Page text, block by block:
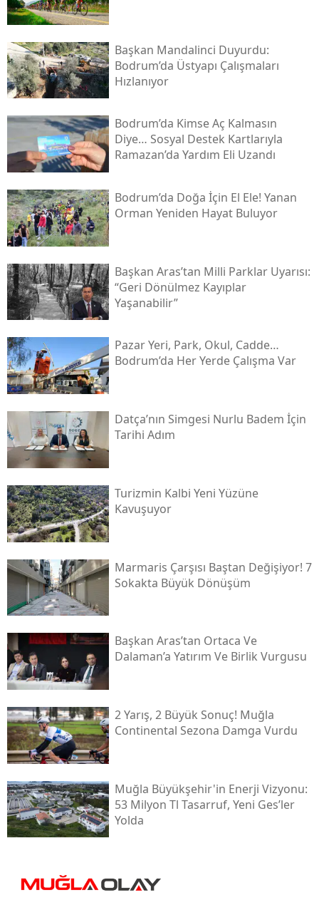
Başkan Mandalinci Duyurdu:
Bodrum’da Üstyapı Çalışmaları
Hızlanıyor
Bodrum’da Kimse Aç Kalmasın
Diye… Sosyal Destek Kartlarıyla
Ramazan’da Yardım Eli Uzandı
Bodrum’da Doğa İçin El Ele! Yanan
Orman Yeniden Hayat Buluyor
Başkan Aras’tan Milli Parklar Uyarısı:
“geri Dönülmez Kayıplar
Yaşanabilir”
Pazar Yeri, Park, Okul, Cadde…
Bodrum’da Her Yerde Çalışma Var
Datça’nın Simgesi Nurlu Badem İçin
Tarihi Adım
Turizmin Kalbi Yeni Yüzüne
Kavuşuyor
Marmaris Çarşısı Baştan Değişiyor! 7
Sokakta Büyük Dönüşüm
Başkan Aras’tan Ortaca Ve
Dalaman’a Yatırım Ve Birlik Vurgusu
2 Yarış, 2 Büyük Sonuç! Muğla
Continental Sezona Damga Vurdu
Muğla Büyükşehir'in Enerji Vizyonu:
53 Milyon Tl Tasarruf, Yeni Ges’ler
Yolda